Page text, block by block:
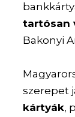
tartósan
Bakonyi
szerepet
kártyák,